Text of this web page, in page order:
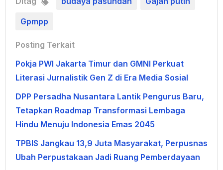
Gpmpp
Posting Terkait
Pokja PWI Jakarta Timur dan GMNI Perkuat
Literasi Jurnalistik Gen Z di Era Media Sosial
DPP Persadha Nusantara Lantik Pengurus Baru,
Tetapkan Roadmap Transformasi Lembaga
Hindu Menuju Indonesia Emas 2045
TPBIS Jangkau 13,9 Juta Masyarakat, Perpusnas
Ubah Perpustakaan Jadi Ruang Pemberdayaan